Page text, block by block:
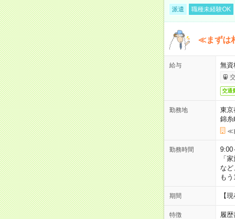
派遣 職種未経験OK
≪まずは
給与 無
交通
勤務地
東京
錦糸
≪
勤務時間
9:00
「
な
も
期間 【
特徴 履